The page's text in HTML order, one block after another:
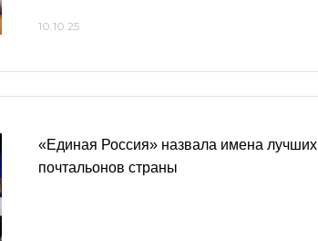
10.10.25
«Единая Россия» назвала имена лучших
почтальонов страны